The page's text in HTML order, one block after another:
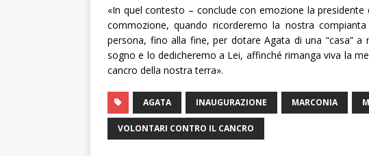
«In quel contesto – conclude con emozione la presidente
commozione, quando ricorderemo la nostra compianta
persona, fino alla fine, per dotare Agata di una “casa”
sogno e lo dedicheremo a Lei, affinché rimanga viva la
cancro della nostra terra».
AGATA INAUGURAZIONE MARCONIA
VOLONTARI CONTRO IL CANCRO